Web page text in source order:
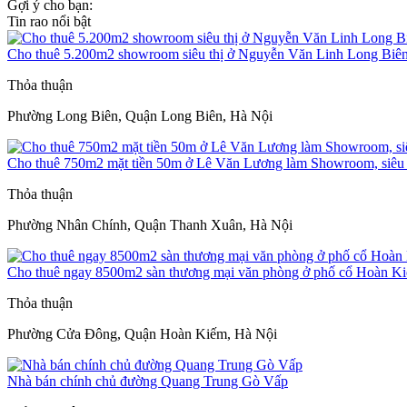
Gợi ý cho bạn:
Tin rao nổi bật
Cho thuê 5.200m2 showroom siêu thị ở Nguyễn Văn Linh Long
Thỏa thuận
Phường Long Biên, Quận Long Biên, Hà Nội
Cho thuê 750m2 mặt tiền 50m ở Lê Văn Lương làm Showroom, siêu
Thỏa thuận
Phường Nhân Chính, Quận Thanh Xuân, Hà Nội
Cho thuê ngay 8500m2 sàn thương mại văn phòng ở phố cổ Hoàn
Thỏa thuận
Phường Cửa Đông, Quận Hoàn Kiếm, Hà Nội
Nhà bán chính chủ đường Quang Trung Gò Vấp